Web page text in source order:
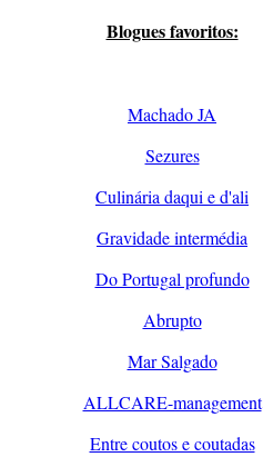
Blogues favoritos:
Machado JA
Sezures
Culinária daqui e d'ali
Gravidade intermédia
Do Portugal profundo
Abrupto
Mar Salgado
ALLCARE-management
Entre coutos e coutadas